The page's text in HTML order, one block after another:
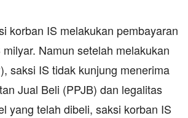
korban IS melakukan pembayaran
Namun setelah melakukan
saksi IS tidak kunjung menerima
Jual Beli (PPJB) dan legalitas
yang telah dibeli, saksi korban IS